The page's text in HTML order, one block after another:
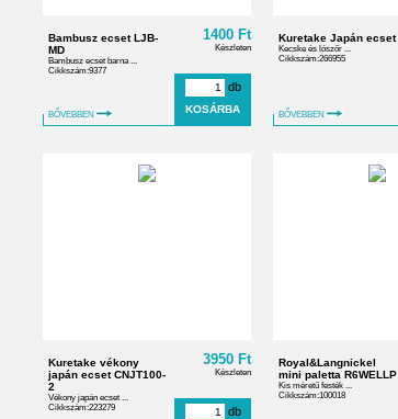
Bambusz ecset LJB-
MD
Bambusz ecset barna ...
Cikkszám:9377
BŐVEBBEN
1400 Ft
Készleten
db
Kuretake Japán ecset
Kecske és lószőr ...
Cikkszám:266955
BŐVEBBEN
Kuretake vékony
japán ecset CNJT100-
2
Vékony japán ecset ...
Cikkszám:223279
3950 Ft
Készleten
db
Royal&Langnickel
mini paletta R6WELLP
Kis méretű festék ...
Cikkszám:100018